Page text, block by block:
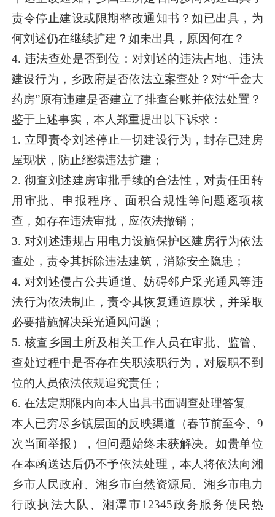
责令停止建设或限期整改通知书？如已出具，为
何刘述仍在继续扩建？如未出具，原因何在？
4. 违法查处是否到位：对刘述的违法占地、违法
建设行为，乡政府是否依法立案查处？对“千金大
药房”原有违建是否建立了排查台账并依法处置？
鉴于上述事实，本人郑重提出以下诉求：
1. 立即责令刘述停止一切建设行为，封存已建房
屋现状，防止继续违法扩建；
2. 彻查刘述建房审批手续的合法性，对责任田转
用审批、申报程序、面积合规性等问题逐项核
查，如存在违法审批，应依法撤销；
3. 对刘述违规占用电力设施保护区建房行为依法
查处，责令其拆除违法建筑，消除安全隐患；
4. 对刘述侵占公共通道、妨碍邻户采光通风等违
法行为依法制止，责令其恢复通道原状，并采取
必要措施解决采光通风问题；
5. 核查乡国土所及相关工作人员在审批、监管、
查处过程中是否存在失职渎职行为，对履职不到
位的人员依法依规追究责任；
6. 在法定期限内向本人出具书面调查处理答复。
本人已穷尽乡镇层面的反映渠道（春节前至今、9
次当面举报），但问题始终未获解决。如贵单位
在本函送达后仍不予依法处理，本人将依法向湘
乡市人民政府、湘乡市自然资源局、湘乡市电力
行政执法大队、湘潭市12345政务服务便民热